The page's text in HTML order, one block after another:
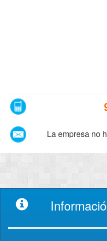
La empresa no